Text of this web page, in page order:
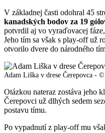
V základnej časti odohral 45
kanadských bodov za 19
potvrdil aj vo vyraďovacej
Jeho tím sa však s play-off už
otvorilo dvere do národného
Adam Liška v drese Čerepovca -
Otázkou nateraz zostáva jeho
Čerepovci už dlhých sedem
postavu tímu.
Po vypadnutí z play-off mu